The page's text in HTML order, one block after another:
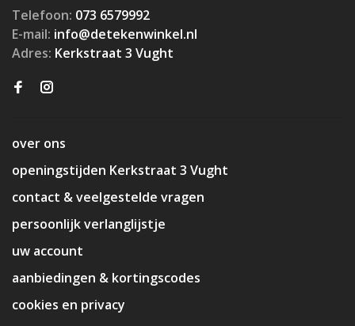
Telefoon: 073 6579992
E-mail: info@detekenwinkel.nl
Adres: Kerkstraat 3 Vught
over ons
openingstijden Kerkstraat 3 Vught
contact & veelgestelde vragen
persoonlijk verlanglijstje
uw account
aanbiedingen & kortingscodes
cookies en privacy